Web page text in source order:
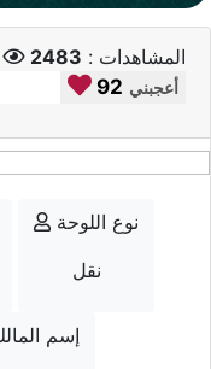
المشاهدات : 2483
92 أعجبني
نوع اللوحة
نقل
إسم